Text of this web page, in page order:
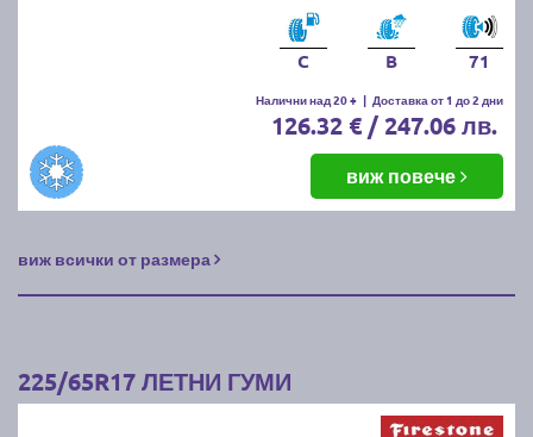
C B 71
Налични над 20 + | Доставка от 1 до 2 дни
126.32 € / 247.06 лв.
виж повече
виж всички от размера
225/65R17 ЛЕТНИ ГУМИ